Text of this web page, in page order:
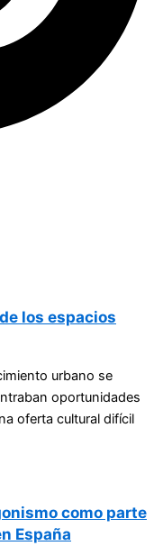
los espacios
urbano se
oportunidades
oferta cultural difícil
como parte
España